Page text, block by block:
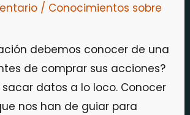
/ Conocimientos sobre
debemos conocer de una
de comprar sus acciones?
datos a lo loco. Conocer
nos han de guiar para